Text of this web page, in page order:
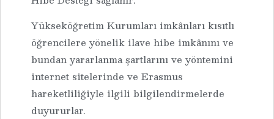
Yükseköğretim Kurumları imkânları kısıtlı
öğrencilere yönelik ilave hibe imkânını ve
bundan yararlanma şartlarını ve yöntemini
internet sitelerinde ve Erasmus
hareketliliğiyle ilgili bilgilendirmelerde
duyururlar.